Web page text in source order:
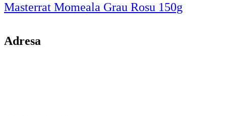
Masterrat Momeala Grau Rosu 150g
Adresa